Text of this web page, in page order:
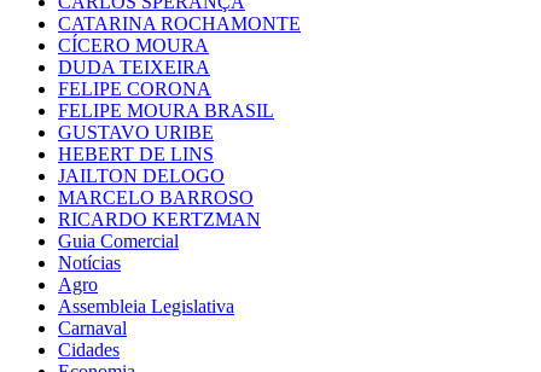
CATARINA ROCHAMONTE
CÍCERO MOURA
DUDA TEIXEIRA
FELIPE CORONA
FELIPE MOURA BRASIL
GUSTAVO URIBE
HEBERT DE LINS
JAILTON DELOGO
MARCELO BARROSO
RICARDO KERTZMAN
Guia Comercial
Notícias
Agro
Assembleia Legislativa
Carnaval
Cidades